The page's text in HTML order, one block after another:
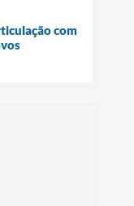
com